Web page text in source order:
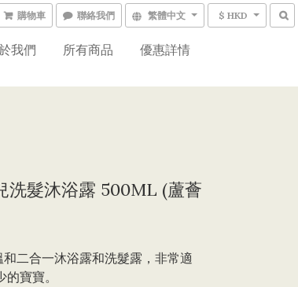
購物車 聯絡我們 繁體中文 $ HKD
我們 所有商品 優惠詳情
洗髮沐浴露 500ML (蘆薈
二合一沐浴露和洗髮露，非常適
寶寶。